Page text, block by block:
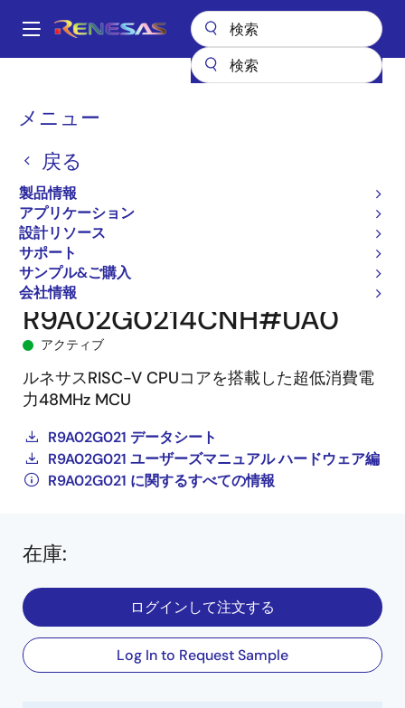
ン
Main
メニュー
戻る
製品情報
アプリケーション
設計リソース
サポート
サンプル&ご購入
会社情報
パ
く
ず
マイクロコントローラとマイクロプロセッサ
R9A02G0214CNH#UA0
R9A02G0214CNH#UA0
アクティブ
ルネサスRISC-V CPUコアを搭載した超低消費電
力48MHz MCU
R9A02G021 データシート
R9A02G021 ユーザーズマニュアル ハードウェア編
R9A02G021 に関するすべての情報
在庫:
ログインして注文する
Log In to Request Sample